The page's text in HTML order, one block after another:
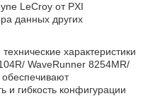
LeCroy от PXI
данных других
характеристики
/ WaveRunner 8254MR/
обеспечивают
и гибкость конфигурации